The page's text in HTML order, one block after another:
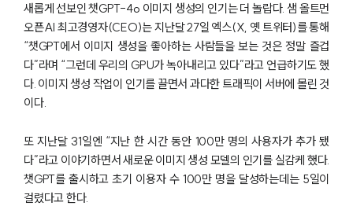
새롭게 선보인 챗GPT-4o 이미지 생성의 인기는 더 놀랍다. 샘 올트먼
오픈AI 최고경영자(CEO)는 지난달 27일 엑스(X, 옛 트위터)를 통해
“챗GPT에서 이미지 생성을 좋아하는 사람들을 보는 것은 정말 즐겁
다”라며 “그런데 우리의 GPU가 녹아내리고 있다”라고 언급하기도 했
다. 이미지 생성 작업이 인기를 끌면서 과다한 트래픽이 서버에 몰린 것
이다.
또 지난달 31일엔 “지난 한 시간 동안 100만 명의 사용자가 추가 됐
다”라고 이야기하면서 새로운 이미지 생성 모델의 인기를 실감케 했다.
챗GPT를 출시하고 초기 이용자 수 100만 명을 달성하는데는 5일이
걸렸다고 한다.